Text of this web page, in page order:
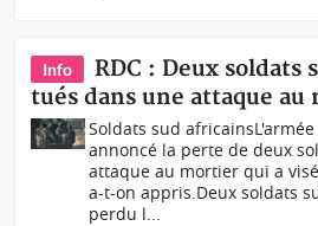
Info
RDC : Deux soldats
tués dans une attaque au
Soldats sud
annoncé la perte de deux
attaque au mortier qui a
a-t-on appris.Deux soldats
perdu l...